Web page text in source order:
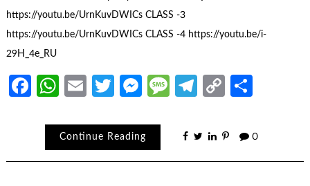
https://youtu.be/UrnKuvDWICs CLASS -3
https://youtu.be/UrnKuvDWICs CLASS -4 https://youtu.be/i-
29H_4e_RU
Facebook
WhatsApp
EmailTwitter
Messenger
Message
Telegram
Copy
Continue Reading 0